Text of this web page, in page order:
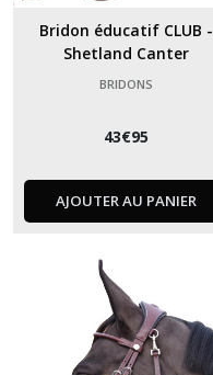
Bridon éducatif CLUB -
Shetland Canter
BRIDONS
43€95
AJOUTER AU PANIER